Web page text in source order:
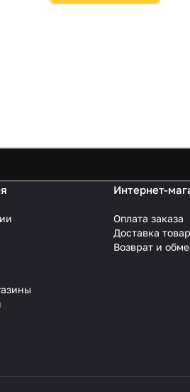
Интернет-
Оплата заказа
Доставка
Возврат и